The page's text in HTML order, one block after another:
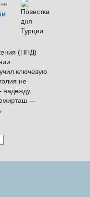
(ПНД)
ключевую
не
надежду,
—